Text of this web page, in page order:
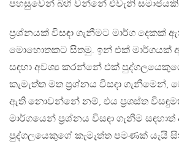
පහසුවෙන් බිහි වන්නේ එවැනි
ප‍්‍රශ්නයක් විසඳා ගැනීමට මාර්ග දෙකක්
මොහොතකට සිතමු. ඉන් එක් මාර්ගයක්
සඳහා අවශ්‍ය කරන්නේ එක්
කැමැත්ත මත ප‍්‍රශ්නය විසඳා ගැනීමෙන්,
ඇති නොවන්නේ නම්, එය ප‍්‍රශස්ත
මාර්ගයෙන් ප‍්‍රශ්නය විසඳා ගැනීම
පුද්ගලයෙකුගේ කැමැත්ත පමණක් යැයි